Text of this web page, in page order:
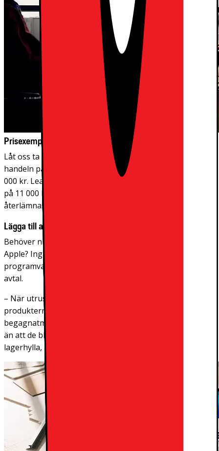
Prisexempel
Låt oss ta en iPhone som exempel. Med ett nypris i
handeln på 15 000 kr garanterar vi ett återköpspris på 4
000 kr. Leasingavgiften baseras därför på ett enhetspris
på 11 000 kr, vilket blir 458 kr per månad om telefonen
återlämnas efter 24 månader.
Lägga till andra märken
Behöver ni annan utrustning som inte kommer från
Apple? Inga problem. Andra märkens maskin- och
programvaruprodukter kan också inkluderas i samma
avtal.
– När utrustningen återlämnas till oss torkar vi av
produkterna, formaterar om dem och säljer dem på
begagnatmarknaden. Detta är en mycket bättre lösning
än att de blir liggande oanvända i en låda eller på en
lagerhylla, avslutar Prorokovic.